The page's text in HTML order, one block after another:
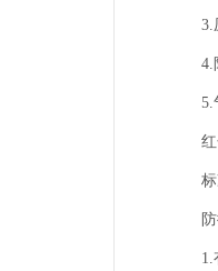
3.压
4.限
5.气
红
标准
防
1.有